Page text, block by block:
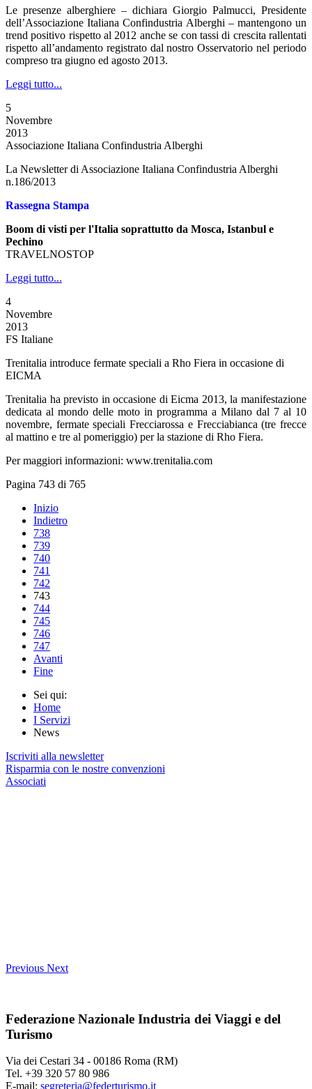
Le presenze alberghiere – dichiara Giorgio Palmucci, Presidente
dell’Associazione Italiana Confindustria Alberghi – mantengono un
trend positivo rispetto al 2012 anche se con tassi di crescita rallentati
rispetto all’andamento registrato dal nostro Osservatorio nel periodo
compreso tra giugno ed agosto 2013.
Leggi tutto...
5
Novembre
2013
Associazione Italiana Confindustria Alberghi
La Newsletter di Associazione Italiana Confindustria Alberghi
n.186/2013
Rassegna Stampa
Boom di visti per l'Italia soprattutto da Mosca, Istanbul e
Pechino
TRAVELNOSTOP
Leggi tutto...
4
Novembre
2013
FS Italiane
Trenitalia introduce fermate speciali a Rho Fiera in occasione di
EICMA
Trenitalia ha previsto in occasione di Eicma 2013, la manifestazione
dedicata al mondo delle moto in programma a Milano dal 7 al 10
novembre, fermate speciali Frecciarossa e Frecciabianca (tre frecce
al mattino e tre al pomeriggio) per la stazione di Rho Fiera.
Per maggiori informazioni: www.trenitalia.com
Pagina 743 di 765
Inizio
Indietro
738
739
740
741
742
743
744
745
746
747
Avanti
Fine
Sei qui:
Home
I Servizi
News
Iscriviti alla newsletter
Risparmia con le nostre convenzioni
Associati
Previous Next
Federazione Nazionale Industria dei Viaggi e del
Turismo
Via dei Cestari 34 - 00186 Roma (RM)
Tel. +39 320 57 80 986
E-mail: segreteria@federturismo.it